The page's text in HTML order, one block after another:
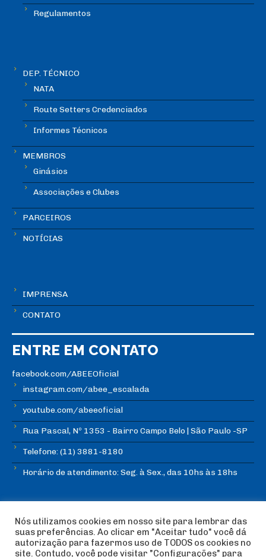
Regulamentos
DEP. TÉCNICO
NATA
Route Setters Credenciados
Informes Técnicos
MEMBROS
Ginásios
Associações e Clubes
PARCEIROS
NOTÍCIAS
IMPRENSA
CONTATO
ENTRE EM CONTATO
facebook.com/ABEEOficial
instagram.com/abee_escalada
youtube.com/abeeoficial
Rua Pascal, Nº 1353 - Bairro Campo Belo | São Paulo -SP
Telefone: (11) 3881-8180
Horário de atendimento: Seg. à Sex., das 10hs às 18hs
© Copyright ABEE | Associação Brasileira de Escalada
Nós utilizamos cookies em nosso site para lembrar das
suas preferências. Ao clicar em "Aceitar tudo" você dá
autorização para fazermos uso de TODOS os cookies no
site. Contudo, você pode visitar "Configurações" para